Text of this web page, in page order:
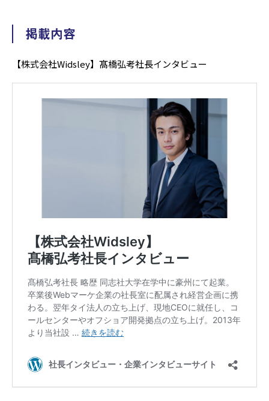
掲載内容
【株式会社Widsley】髙橋弘考社長インタビュー